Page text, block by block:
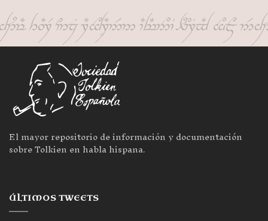
El mayor repositorio de información y documentación
sobre Tolkien en habla hispana.
ÚLTIMOS TWEETS